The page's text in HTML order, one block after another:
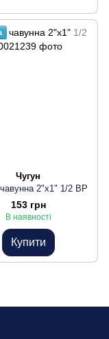
Чугун
2"х1" 1/2 ВР
153 грн
В наявності
Купити